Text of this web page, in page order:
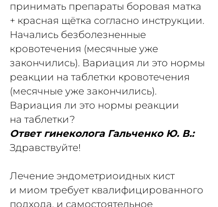
принимать препараты боровая матка
+ красная щётка согласно инструкции.
Начались безболезненные
кровотечения (месячные уже
закончились). Вариация ли это нормы
реакции на таблетки кровотечения
(месячные уже закончились).
Вариация ли это нормы реакции
на таблетки?
Ответ гинеколога Гальченко Ю. В.:
Здравствуйте!
Лечение эндометриоидных кист
и миом требует квалифицированного
подхода, и самостоятельное